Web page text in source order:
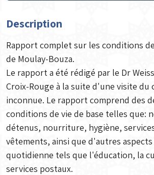
Description
Rapport complet sur les conditions
de Moulay-Bouza.
Le rapport a été rédigé par le Dr
Croix-Rouge à la suite d'une visite du
inconnue. Le rapport comprend des
conditions de vie de base telles que:
détenus, nourriture, hygiène,
vêtements, ainsi que d'autres aspects
quotidienne tels que l'éducation, la
services postaux.